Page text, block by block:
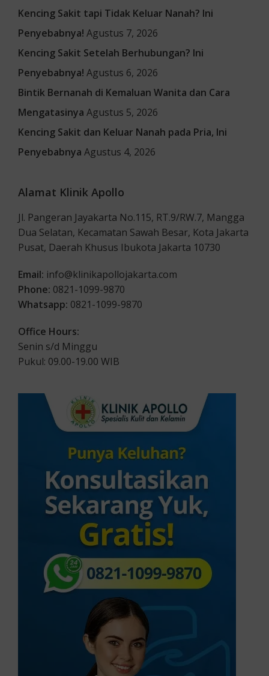
Kencing Sakit tapi Tidak Keluar Nanah? Ini
Penyebabnya! Agustus 7, 2026
Kencing Sakit Setelah Berhubungan? Ini
Penyebabnya! Agustus 6, 2026
Bintik Bernanah di Kemaluan Wanita dan Cara
Mengatasinya Agustus 5, 2026
Kencing Sakit dan Keluar Nanah pada Pria, Ini
Penyebabnya Agustus 4, 2026
Alamat Klinik Apollo
Jl. Pangeran Jayakarta No.115, RT.9/RW.7, Mangga
Dua Selatan, Kecamatan Sawah Besar, Kota Jakarta
Pusat, Daerah Khusus Ibukota Jakarta 10730
Email: info@klinikapollojakarta.com
Phone: 0821-1099-9870
Whatsapp: 0821-1099-9870
Office Hours:
Senin s/d Minggu
Pukul: 09.00-19.00 WIB